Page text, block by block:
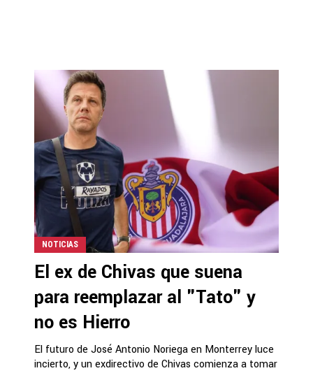
NOTICIAS
El ex de Chivas que suena
para reemplazar al "Tato" y
no es Hierro
El futuro de José Antonio Noriega en Monterrey luce
incierto, y un exdirectivo de Chivas comienza a tomar